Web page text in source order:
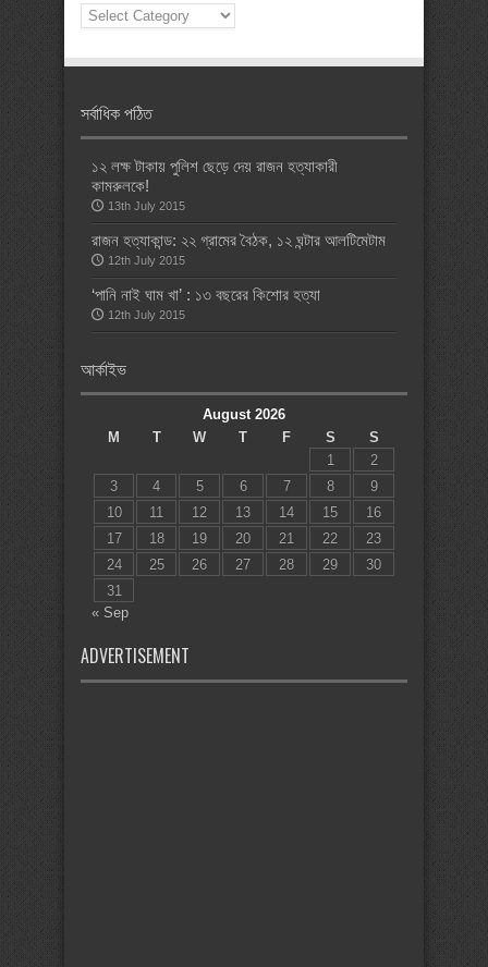
News
Categories
সর্বাধিক পঠিত
১২ লক্ষ টাকায় পুলিশ ছেড়ে দেয় রাজন হত্যাকারী
কামরুলকে!
13th July 2015
রাজন হত্যাকান্ড: ২২ গ্রামের বৈঠক, ১২ ঘন্টার আলটিমেটাম
12th July 2015
‘পানি নাই ঘাম খা’ : ১৩ বছরের কিশোর হত্যা
12th July 2015
আর্কাইভ
August 2026
M
T W T F S
S
1
2
3
4 5 6 7 8
9
10
11 12 13 14 15
16
17
18 19 20 21 22
23
24
25 26 27 28 29
30
31
« Sep
ADVERTISEMENT